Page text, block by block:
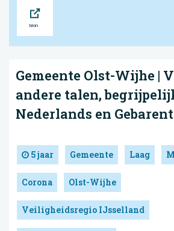
Gemeente Olst-Wijhe |
andere talen,
Nederlands en
5 jaar Gemeente Laag
Corona Olst-Wijhe
Veiligheidsregio IJsselland